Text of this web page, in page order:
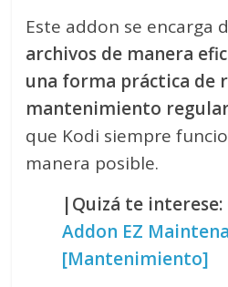
Este addon se encarga
archivos de manera
una forma práctica de
mantenimiento
que Kodi siempre
manera posible.
|Quizá te interese:
Addon EZ
[Mantenimiento]